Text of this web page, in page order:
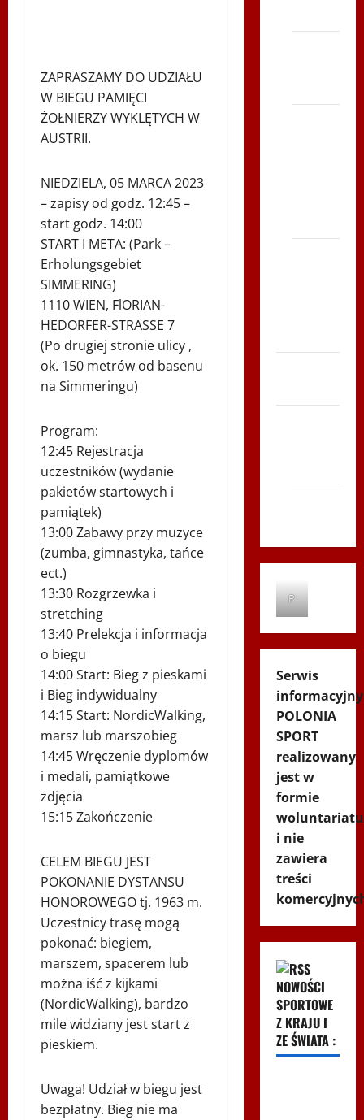
ZAPRASZAMY DO UDZIAŁU
W BIEGU PAMIĘCI
ŻOŁNIERZY WYKLĘTYCH W
AUSTRII.
NIEDZIELA, 05 MARCA 2023
– zapisy od godz. 12:45 –
start godz. 14:00
START I META: (Park –
Erholungsgebiet
SIMMERING)
1110 WIEN, FlORIAN-
HEDORFER-STRASSE 7
(Po drugiej stronie ulicy ,
ok. 150 metrów od basenu
na Simmeringu)
Program:
12:45 Rejestracja
uczestników (wydanie
pakietów startowych i
pamiątek)
13:00 Zabawy przy muzyce
(zumba, gimnastyka, tańce
ect.)
13:30 Rozgrzewka i
stretching
13:40 Prelekcja i informacja
o biegu
14:00 Start: Bieg z pieskami
i Bieg indywidualny
14:15 Start: NordicWalking,
marsz lub marszobieg
14:45 Wręczenie dyplomów
i medali, pamiątkowe
zdjęcia
15:15 Zakończenie
CELEM BIEGU JEST
POKONANIE DYSTANSU
HONOROWEGO tj. 1963 m.
Uczestnicy trasę mogą
pokonać: biegiem,
marszem, spacerem lub
można iść z kijkami
(NordicWalking), bardzo
mile widziany jest start z
pieskiem.
Uwaga! Udział w biegu jest
bezpłatny. Bieg nie ma
P
Serwis
informacyjny
POLONIA
SPORT
realizowany
jest w
formie
woluntariatu
i nie
zawiera
treści
NOWOŚCI
SPORTOWE
Z KRAJU I
ZE ŚWIATA :